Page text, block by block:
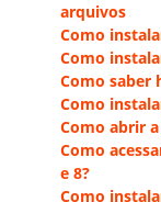
arquivos
Como
Como
Como saber
Como
Como abrir
Como
e 8?
Como